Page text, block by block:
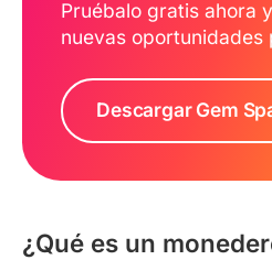
Pruébalo gratis ahora
nuevas oportunidades
Descargar Gem
¿Qué es un